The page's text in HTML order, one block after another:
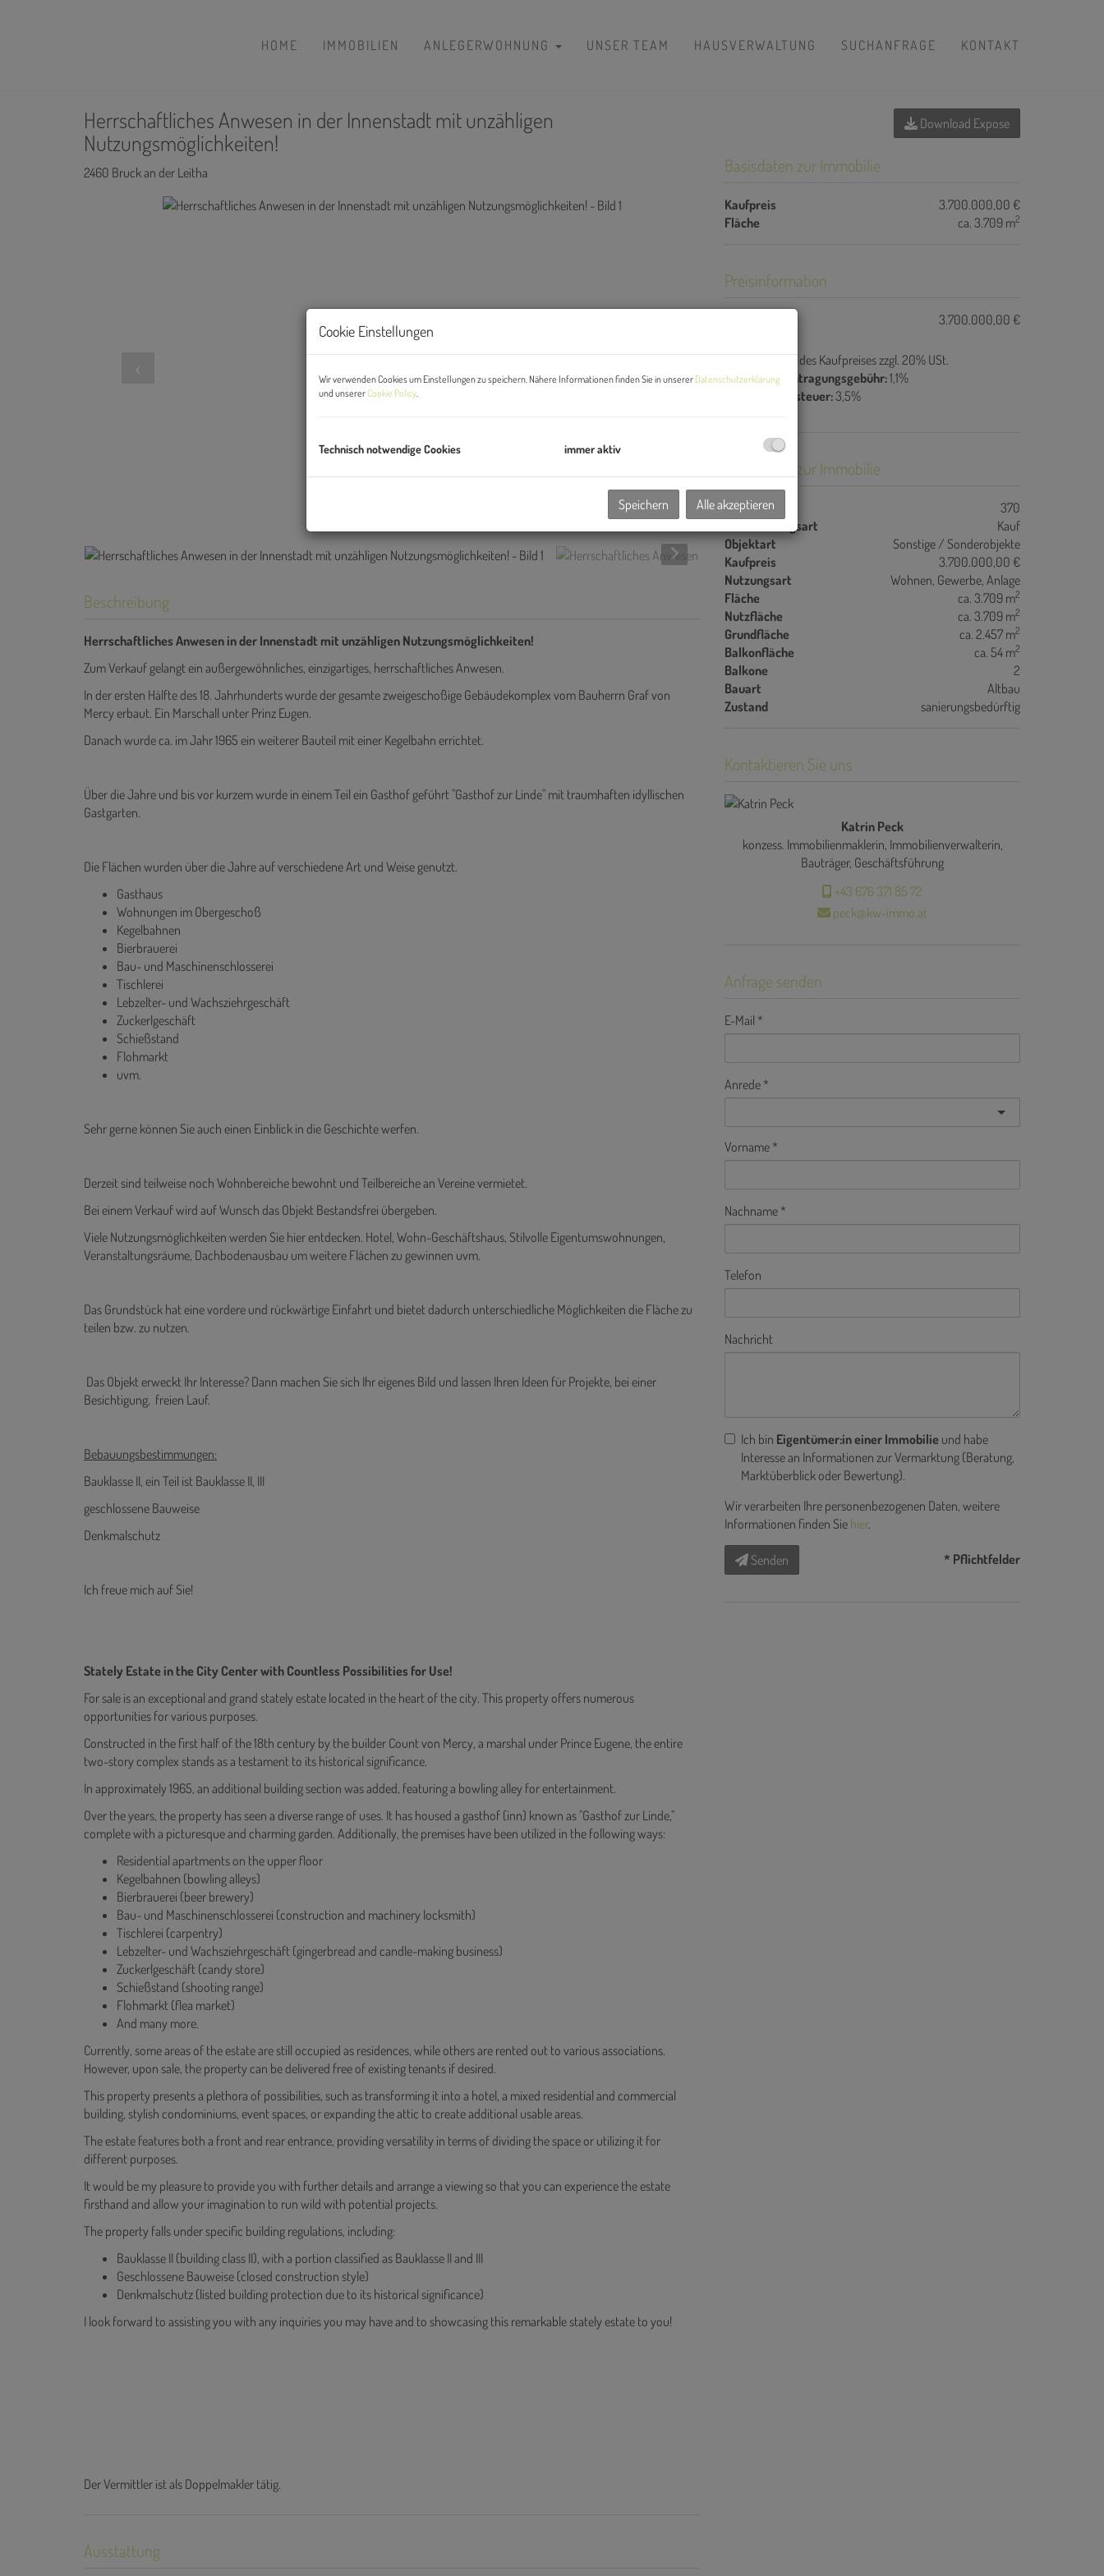
HOME IMMOBILIEN ANLEGERWOHNUNG UNSER TEAM HAUSVERWALTUNG SUCHANFRAGE KONTAKT
Herrschaftliches Anwesen in der Innenstadt mit unzähligen
Nutzungsmöglichkeiten!
2460 Bruck an der Leitha
Beschreibung
Herrschaftliches Anwesen in der Innenstadt mit unzähligen Nutzungsmöglichkeiten!
Zum Verkauf gelangt ein außergewöhnliches, einzigartiges, herrschaftliches Anwesen.
In der ersten Hälfte des 18. Jahrhunderts wurde der gesamte zweigeschoßige Gebäudekomplex vom Bauherrn Graf von
Mercy erbaut. Ein Marschall unter Prinz Eugen.
Danach wurde ca. im Jahr 1965 ein weiterer Bauteil mit einer Kegelbahn errichtet.
Über die Jahre und bis vor kurzem wurde in einem Teil ein Gasthof geführt "Gasthof zur Linde" mit traumhaften idyllischen
Gastgarten.
Die Flächen wurden über die Jahre auf verschiedene Art und Weise genutzt.
Gasthaus
Wohnungen im Obergeschoß
Kegelbahnen
Bierbrauerei
Bau- und Maschinenschlosserei
Tischlerei
Lebzelter- und Wachsziehrgeschäft
Zuckerlgeschäft
Schießstand
Flohmarkt
uvm.
Sehr gerne können Sie auch einen Einblick in die Geschichte werfen.
Derzeit sind teilweise noch Wohnbereiche bewohnt und Teilbereiche an Vereine vermietet.
Bei einem Verkauf wird auf Wunsch das Objekt Bestandsfrei übergeben.
Viele Nutzungsmöglichkeiten werden Sie hier entdecken. Hotel, Wohn-Geschäftshaus, Stilvolle Eigentumswohnungen,
Veranstaltungsräume, Dachbodenausbau um weitere Flächen zu gewinnen uvm.
Das Grundstück hat eine vordere und rückwärtige Einfahrt und bietet dadurch unterschiedliche Möglichkeiten die Fläche zu
teilen bzw. zu nutzen.
Das Objekt erweckt Ihr Interesse? Dann machen Sie sich Ihr eigenes Bild und lassen Ihren Ideen für Projekte, bei einer
Besichtigung, freien Lauf.
Bebauungsbestimmungen:
Bauklasse II, ein Teil ist Bauklasse II, III
geschlossene Bauweise
Denkmalschutz
Ich freue mich auf Sie!
Stately Estate in the City Center with Countless Possibilities for Use!
For sale is an exceptional and grand stately estate located in the heart of the city. This property offers numerous
opportunities for various purposes.
Constructed in the first half of the 18th century by the builder Count von Mercy, a marshal under Prince Eugene, the entire
two-story complex stands as a testament to its historical significance.
In approximately 1965, an additional building section was added, featuring a bowling alley for entertainment.
Over the years, the property has seen a diverse range of uses. It has housed a gasthof (inn) known as "Gasthof zur Linde,"
complete with a picturesque and charming garden. Additionally, the premises have been utilized in the following ways:
Residential apartments on the upper floor
Kegelbahnen (bowling alleys)
Bierbrauerei (beer brewery)
Bau- und Maschinenschlosserei (construction and machinery locksmith)
Tischlerei (carpentry)
Lebzelter- und Wachsziehrgeschäft (gingerbread and candle-making business)
Zuckerlgeschäft (candy store)
Schießstand (shooting range)
Flohmarkt (flea market)
And many more.
Currently, some areas of the estate are still occupied as residences, while others are rented out to various associations.
However, upon sale, the property can be delivered free of existing tenants if desired.
This property presents a plethora of possibilities, such as transforming it into a hotel, a mixed residential and commercial
building, stylish condominiums, event spaces, or expanding the attic to create additional usable areas.
The estate features both a front and rear entrance, providing versatility in terms of dividing the space or utilizing it for
different purposes.
It would be my pleasure to provide you with further details and arrange a viewing so that you can experience the estate
firsthand and allow your imagination to run wild with potential projects.
The property falls under specific building regulations, including:
Bauklasse II (building class II), with a portion classified as Bauklasse II and III
Geschlossene Bauweise (closed construction style)
Denkmalschutz (listed building protection due to its historical significance)
I look forward to assisting you with any inquiries you may have and to showcasing this remarkable stately estate to you!
Der Vermittler ist als Doppelmakler tätig.
Ausstattung
Download Expose
Basisdaten zur Immobilie
Kaufpreis
3.700.000,00 €
Fläche
ca. 3.709 m2
Preisinformation
3.700.000,00 €
Provision:3% des Kaufpreises zzgl. 20% USt.
Grundbucheintragungsgebühr:1,1%
Grunderwerbsteuer:3,5%
Basisdaten zur Immobilie
Objektnr.
370
Vermarktungsart
Kauf
Objektart
Sonstige / Sonderobjekte
Kaufpreis
3.700.000,00 €
Nutzungsart
Wohnen Gewerbe Anlage
Fläche
ca. 3.709 m2
Nutzfläche ca. 3.709 m2
Grundfläche ca. 2.457 m2
Balkonfläche ca. 54 m2
Balkone
2
Bauart
Altbau
Zustand
sanierungsbedürftig
Kontaktieren Sie uns
Katrin Peck
konzess. Immobilienmaklerin, Immobilienverwalterin,
Bauträger, Geschäftsführung
+43 676 371 85 72
peck@kw-immo.at
Anfrage senden
E-Mail
Anrede
Vorname
Nachname
Telefon
Nachricht
Ich bin Eigentümer:in einer Immobilie und habe
Interesse an Informationen zur Vermarktung (Beratung,
Marktüberblick oder Bewertung).
Wir verarbeiten Ihre personenbezogenen Daten, weitere
Informationen finden Sie hier.
Senden * Pflichtfelder
Cookie Einstellungen
Wir verwenden Cookies um Einstellungen zu speichern. Nähere Informationen finden Sie in unserer Datenschutzerklärung
und unserer Cookie Policy.
Technisch notwendige Cookies immer aktiv
Speichern Alle akzeptieren